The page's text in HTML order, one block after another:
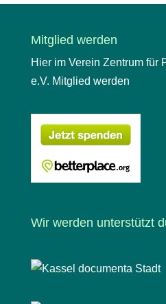
Mitglied werden
Hier im Verein Zentrum für
e.V. Mitglied werden
Wir werden unterstützt